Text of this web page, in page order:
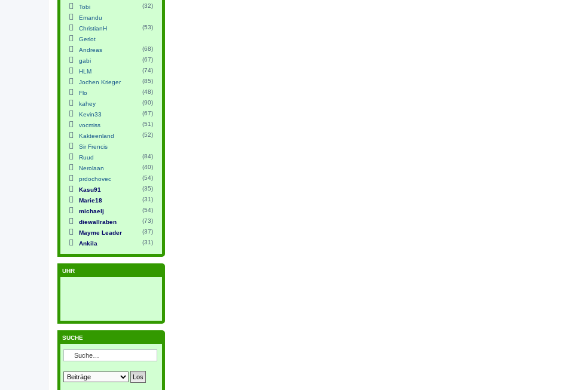
Tobi
(32)
Emandu
ChristianH
(53)
Gerlot
Andreas
(68)
gabi
(67)
HLM
(74)
Jochen Krieger
(85)
Flo
(48)
kahey
(90)
Kevin33
(67)
vocmiss
(51)
Kakteenland
(52)
Sir Frencis
Ruud
(84)
Nerolaan
(40)
prdochovec
(54)
Kasu91
(35)
Marie18
(31)
michaelj
(54)
diewallraben
(73)
Mayme Leader
(37)
Ankila
(31)
UHR
SUCHE